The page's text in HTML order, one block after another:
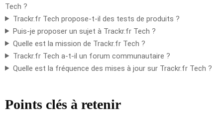
Tech ?
Trackr.fr Tech propose-t-il des tests de produits ?
Puis-je proposer un sujet à Trackr.fr Tech ?
Quelle est la mission de Trackr.fr Tech ?
Trackr.fr Tech a-t-il un forum communautaire ?
Quelle est la fréquence des mises à jour sur Trackr.fr Tech ?
Points clés à retenir